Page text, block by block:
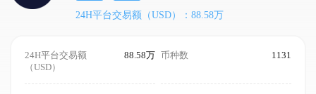
24H平台交易额（USD）：88.58万
24H平台交易额
（USD）
88.58万 币种数 1131